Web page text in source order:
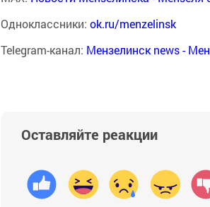
Одноклассники: ok.ru/menzelinsk
Telegram-канал: Мензелинск news -
Оставляйте реакции